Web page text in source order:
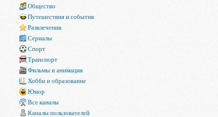
Общество
Путешествия и события
Развлечения
Сериалы
Спорт
Транспорт
Фильмы и анимация
Хобби и образование
Юмор
Все каналы
Каналы пользователей